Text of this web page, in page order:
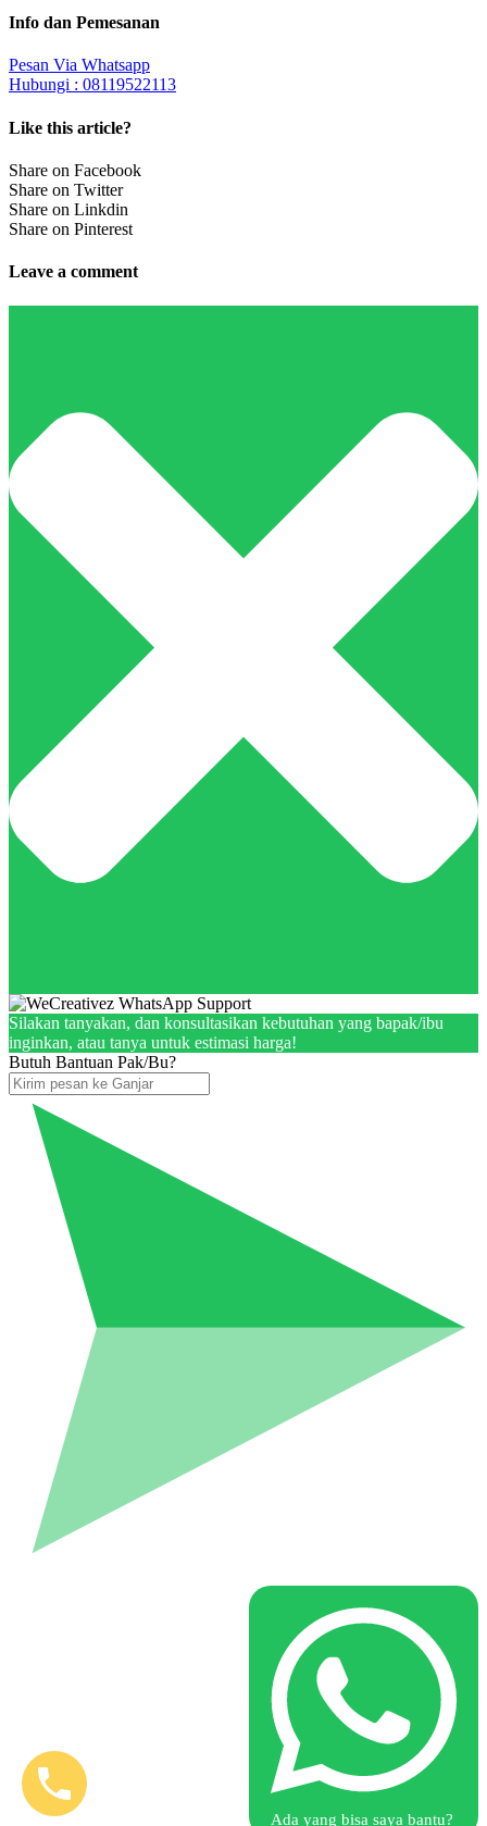
Info dan Pemesanan
Pesan Via Whatsapp
Hubungi : 08119522113
Like this article?
Share on Facebook
Share on Twitter
Share on Linkdin
Share on Pinterest
Leave a comment
Silakan tanyakan, dan konsultasikan kebutuhan yang bapak/ibu
inginkan, atau tanya untuk estimasi harga!
Butuh Bantuan Pak/Bu?
Ada yang bisa saya bantu?